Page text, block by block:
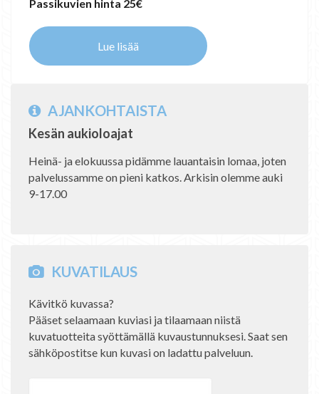
Passikuvien hinta 25€
Lue lisää
AJANKOHTAISTA
Kesän aukioloajat
Heinä- ja elokuussa pidämme lauantaisin lomaa, joten
palvelussamme on pieni katkos. Arkisin olemme auki
9-17.00
KUVATILAUS
Kävitkö kuvassa?
Pääset selaamaan kuviasi ja tilaamaan niistä
kuvatuotteita syöttämällä kuvaustunnuksesi. Saat sen
sähköpostitse kun kuvasi on ladattu palveluun.